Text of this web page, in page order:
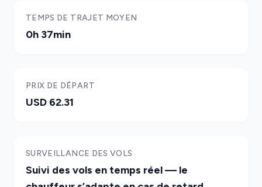
TEMPS DE TRAJET MOYEN
0h 37min
PRIX DE DÉPART
USD 62.31
SURVEILLANCE DES VOLS
Suivi des vols en temps réel — le